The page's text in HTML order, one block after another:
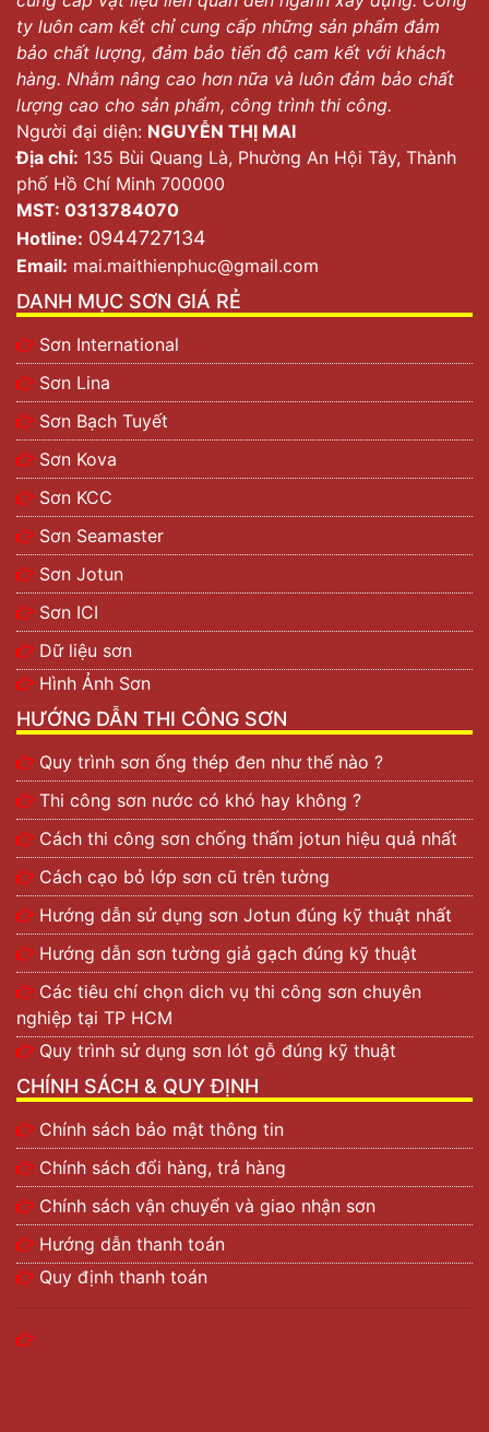
ty luôn cam kết chỉ cung cấp những sản phẩm đảm
bảo chất lượng, đảm bảo tiến độ cam kết với khách
hàng. Nhằm nâng cao hơn nữa và luôn đảm bảo chất
lượng cao cho sản phẩm, công trình thi công.
Người đại diện: NGUYỄN THỊ MAI
Địa chỉ: 135 Bùi Quang Là, Phường An Hội Tây, Thành
phố Hồ Chí Minh 700000
MST: 0313784070
Hotline: 0944727134
Email: mai.maithienphuc@gmail.com
DANH MỤC SƠN GIÁ RẺ
Sơn International
Sơn Lina
Sơn Bạch Tuyết
Sơn Kova
Sơn KCC
Sơn Seamaster
Sơn Jotun
Sơn ICI
Dữ liệu sơn
Hình Ảnh Sơn
HƯỚNG DẪN THI CÔNG SƠN
Quy trình sơn ống thép đen như thế nào ?
Thi công sơn nước có khó hay không ?
Cách thi công sơn chống thấm jotun hiệu quả nhất
Cách cạo bỏ lớp sơn cũ trên tường
Hướng dẫn sử dụng sơn Jotun đúng kỹ thuật nhất
Hướng dẫn sơn tường giả gạch đúng kỹ thuật
Các tiêu chí chọn dich vụ thi công sơn chuyên
nghiệp tại TP HCM
Quy trình sử dụng sơn lót gỗ đúng kỹ thuật
CHÍNH SÁCH & QUY ĐỊNH
Chính sách bảo mật thông tin
Chính sách đổi hàng, trả hàng
Chính sách vận chuyển và giao nhận sơn
Hướng dẫn thanh toán
Quy định thanh toán